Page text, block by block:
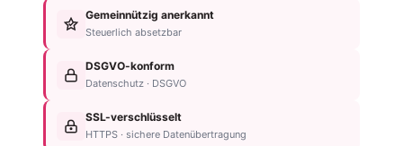
Diagnose
Betroffene
Einrichtungsübersicht
Nachlassplanung
Zustiftung
Kind
absichern
Vorteile
Gemeinnützig anerkannt
Steuerlich absetzbar
DSGVO-konform
Datenschutz · DSGVO
SSL-verschlüsselt
HTTPS · sichere Datenübertragung